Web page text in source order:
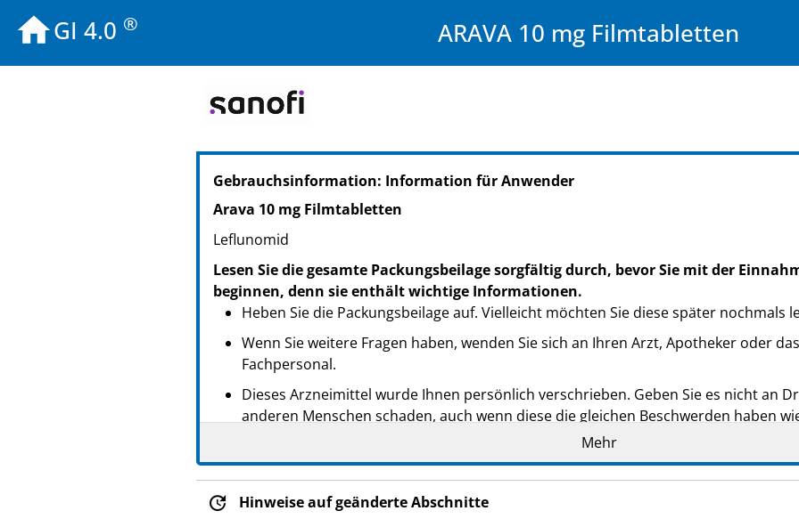
GI 4.0 ® ARAVA 10 mg Filmtabletten
PZN: 00242602
PPN: 110024260256
NTIN: 04150002426028
Gebrauchsinformation: Information für Anwender
Arava 10 mg Filmtabletten
Leflunomid
Lesen Sie die gesamte Packungsbeilage sorgfältig durch, bevor Sie mit der
beginnen, denn sie enthält wichtige Informationen.
Heben Sie die Packungsbeilage auf. Vielleicht möchten Sie diese später nochmals
Wenn Sie weitere Fragen haben, wenden Sie sich an Ihren Arzt, Apotheker oder
Fachpersonal.
Dieses Arzneimittel wurde Ihnen persönlich verschrieben. Geben Sie es nicht an
anderen Menschen schaden, auch wenn diese die gleichen Beschwerden haben
Wenn Sie Nebenwirkungen bemerken, wenden Sie sich an Ihren Arzt, Apotheker
Fachpersonal. Dies gilt auch für Nebenwirkungen, die nicht in dieser
Mehr
Hinweise auf geänderte Abschnitte